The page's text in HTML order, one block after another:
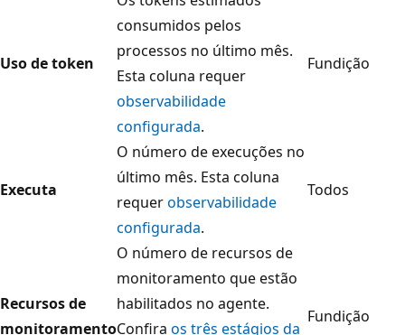
Uso de token
consumidos pelos
processos no último mês.
Esta coluna requer
observabilidade
configurada.
Fundição
Executa
O número de execuções no
último mês. Esta coluna
requerobservabilidade
configurada.
Todos
Recursos de
monitoramento
O número de recursos de
monitoramento que estão
habilitados no agente.
Confira os três estágios da
Fundição